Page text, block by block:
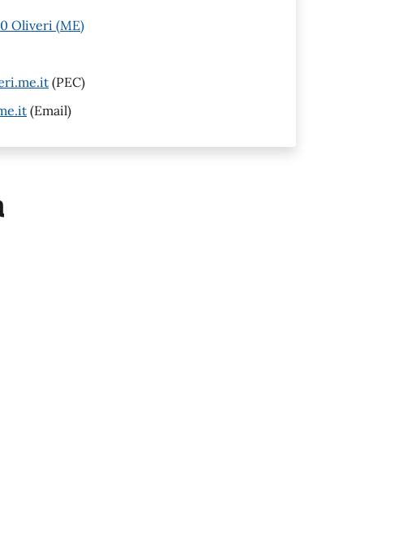
Oliveri (ME)
(PEC)
(Email)